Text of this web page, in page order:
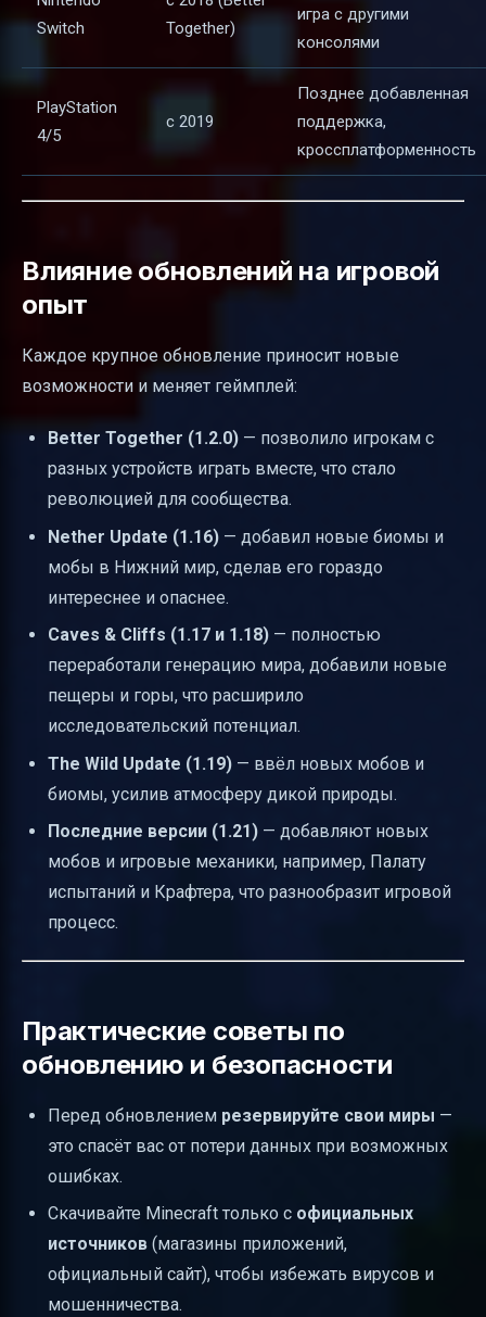
Switch
Together)
игра с другими
консолями
PlayStation
4/5
с 2019
Позднее добавленная
поддержка,
кроссплатформенность
Влияние обновлений на игровой
опыт
Каждое крупное обновление приносит новые
возможности и меняет геймплей:
Better Together (1.2.0) — позволило игрокам с
разных устройств играть вместе, что стало
революцией для сообщества.
Nether Update (1.16) — добавил новые биомы и
мобы в Нижний мир, сделав его гораздо
интереснее и опаснее.
Caves & Cliffs (1.17 и 1.18) — полностью
переработали генерацию мира, добавили новые
пещеры и горы, что расширило
исследовательский потенциал.
The Wild Update (1.19) — ввёл новых мобов и
биомы, усилив атмосферу дикой природы.
Последние версии (1.21) — добавляют новых
мобов и игровые механики, например, Палату
испытаний и Крафтера, что разнообразит игровой
процесс.
Практические советы по
обновлению и безопасности
Перед обновлением резервируйте свои миры —
это спасёт вас от потери данных при возможных
ошибках.
Скачивайте Minecraft только с официальных
источников (магазины приложений,
официальный сайт), чтобы избежать вирусов и
мошенничества.